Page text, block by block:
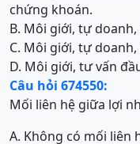
chứng khoán.
B. Môi giới, tự
C. Môi giới, tự
D. Môi giới, tư vấn
Câu hỏi 674550:
Mối liên hệ giữa lợi
A. Không có mối liên